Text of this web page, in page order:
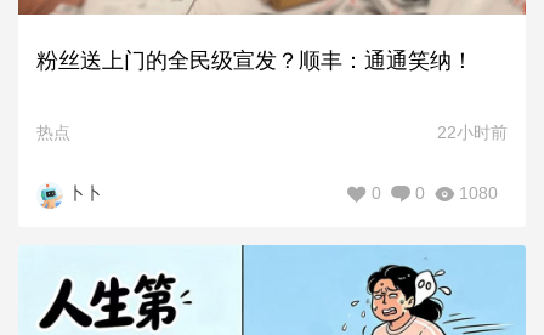
粉丝送上门的全民级宣发？顺丰：通通笑纳！
热点 22小时前
卜卜 1080
0
0